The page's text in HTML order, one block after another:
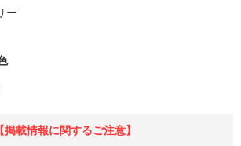
ー
【掲載情報に関するご注意】